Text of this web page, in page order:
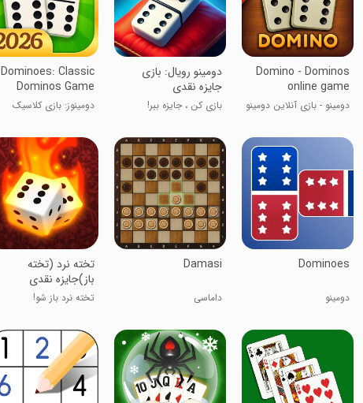
Domino - Dominos
online game
دومینو - بازی آنلاین دومینو
‏‏‏‏‏‏‏‏‏دومینو رویال: بازی
جایزه نقدی
بازی کن ، جایزه ببر!
Dominoes: Classic
Dominos Game
دومینوز: بازی کلاسیک
Dominoes
دومینو
Damasi
داماسی
‏‏‏تخته نرد (تخته
باز)جایزه نقدی
تخته نرد باز شو!